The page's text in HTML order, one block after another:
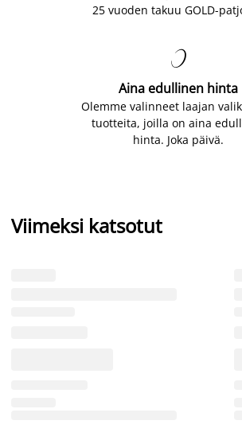
25 vuoden takuu GOLD-

Aina edullinen hinta
Olemme valinneet laajan
tuotteita, joilla on aina
hinta. Joka päivä.
Viimeksi katsotut